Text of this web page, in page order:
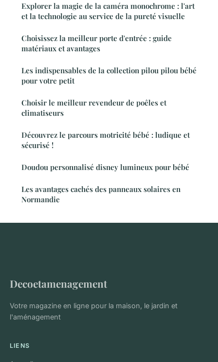
Explorer la magie de la caméra monochrome : l'art
et la technologie au service de la pureté visuelle
Choisissez la meilleur porte d'entrée : guide
matériaux et avantages
Les indispensables de la collection pilou pilou bébé
pour votre petit
Choisir le meilleur revendeur de poêles et
climatiseurs
Découvrez le parcours motricité bébé : ludique et
sécurisé !
Doudou personnalisé disney lumineux pour bébé
Les avantages cachés des panneaux solaires en
Normandie
Decoetamenagement
Votre magazine en ligne pour la maison, le jardin et
l'aménagement
LIENS